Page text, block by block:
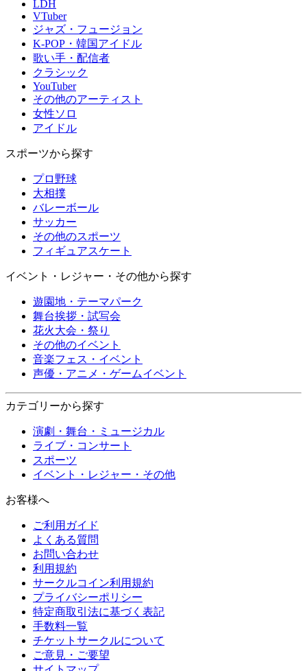
LDH
VTuber
ジャズ・フュージョン
K-POP・韓国アイドル
歌い手・配信者
クラシック
YouTuber
その他のアーティスト
女性ソロ
アイドル
スポーツから探す
プロ野球
大相撲
バレーボール
サッカー
その他のスポーツ
フィギュアスケート
イベント・レジャー・その他から探す
遊園地・テーマパーク
舞台挨拶・試写会
花火大会・祭り
その他のイベント
音楽フェス・イベント
声優・アニメ・ゲームイベント
カテゴリーから探す
演劇・舞台・ミュージカル
ライブ・コンサート
スポーツ
イベント・レジャー・その他
お客様へ
ご利用ガイド
よくある質問
お問い合わせ
利用規約
サークルコイン利用規約
プライバシーポリシー
特定商取引法に基づく表記
手数料一覧
チケットサークルについて
ご意見・ご要望